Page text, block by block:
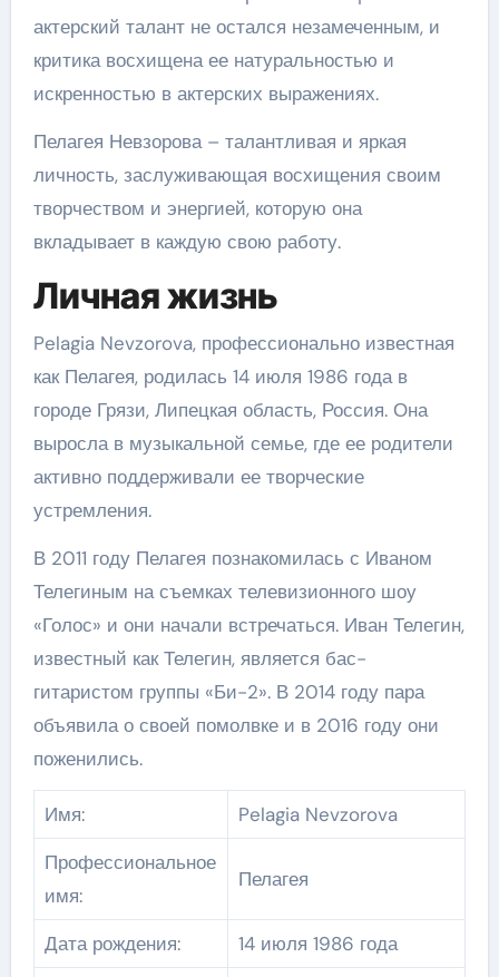
актерский талант не остался незамеченным, и
критика восхищена ее натуральностью и
искренностью в актерских выражениях.
Пелагея Невзорова – талантливая и яркая
личность, заслуживающая восхищения своим
творчеством и энергией, которую она
вкладывает в каждую свою работу.
Личная жизнь
Pelagia Nevzorova, профессионально известная
как Пелагея, родилась 14 июля 1986 года в
городе Грязи, Липецкая область, Россия. Она
выросла в музыкальной семье, где ее родители
активно поддерживали ее творческие
устремления.
В 2011 году Пелагея познакомилась с Иваном
Телегиным на съемках телевизионного шоу
«Голос» и они начали встречаться. Иван Телегин,
известный как Телегин, является бас-
гитаристом группы «Би-2». В 2014 году пара
объявила о своей помолвке и в 2016 году они
поженились.
Имя:
Pelagia Nevzorova
Профессиональное
имя:
Пелагея
Дата рождения: 14 июля 1986 года